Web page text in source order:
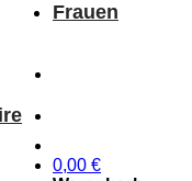
Frauen
0,00 €